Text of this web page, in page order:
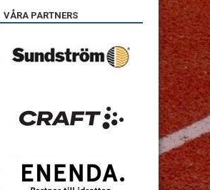
VÅRA PARTNERS